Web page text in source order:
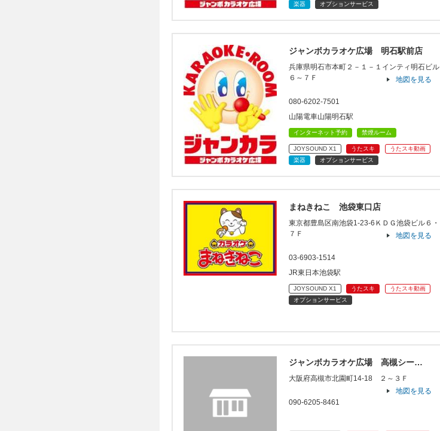
楽器
オプションサービス
ジャンボカラオケ広場 明石駅前店
兵庫県明石市本町２－１－１インティ明石ビル
６～７Ｆ
080-6202-7501
山陽電車山陽明石駅
インターネット予約 禁煙ルーム
JOYSOUND X1 うたスキ
うたスキ動画
楽器
オプションサービス
地図を見る
まねきねこ 池袋東口店
東京都豊島区南池袋1-23-6ＫＤＧ池袋ビル６・
７Ｆ
03-6903-1514
JR東日本池袋駅
JOYSOUND X1 うたスキ
うたスキ動画
オプションサービス
地図を見る
ジャンボカラオケ広場 高槻シー…
大阪府高槻市北園町14-18 ２～３Ｆ
090-6205-8461
地図を見る